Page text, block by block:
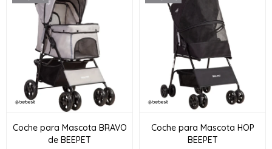
Coche para Mascota BRAVO
de BEEPET
Coche para Mascota HOP
BEEPET